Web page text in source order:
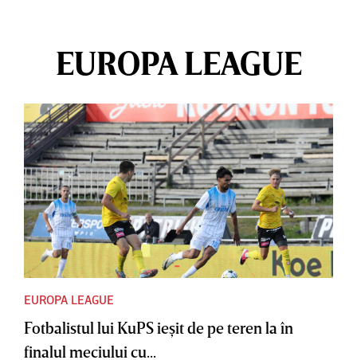
EUROPA LEAGUE
EUROPA LEAGUE
Fotbalistul lui KuPS ieşit de pe teren la în
finalul meciului cu...